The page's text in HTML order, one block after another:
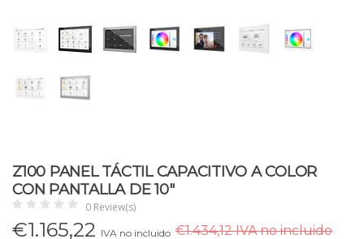
Z100 PANEL TÁCTIL CAPACITIVO A COLOR
CON PANTALLA DE 10"
0 Review(s)
€1.165,22 IVA no incluido €1.434,12 IVA no incluido